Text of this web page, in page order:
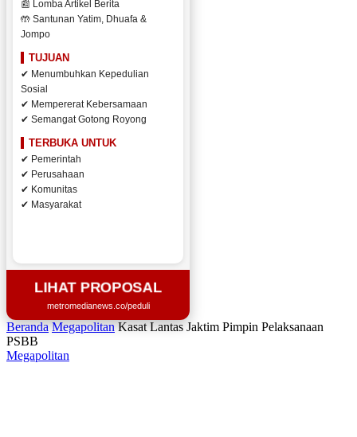
📰 Lomba Artikel Berita
🤲 Santunan Yatim, Dhuafa &
Jompo
TUJUAN
✔ Menumbuhkan Kepedulian
Sosial
✔ Mempererat Kebersamaan
✔ Semangat Gotong Royong
TERBUKA UNTUK
✔ Pemerintah
✔ Perusahaan
✔ Komunitas
✔ Masyarakat
LIHAT PROPOSAL
metromedianews.co/peduli
Beranda Megapolitan Kasat Lantas Jaktim Pimpin Pelaksanaan
PSBB
Megapolitan